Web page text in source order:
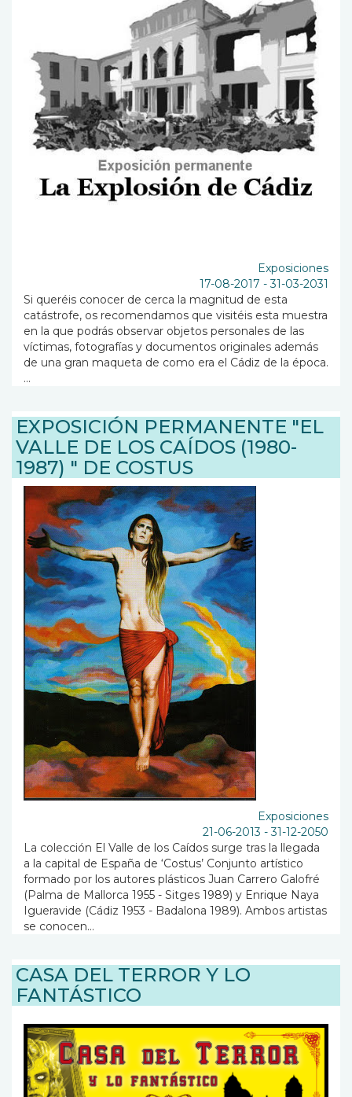
Exposiciones
17-08-2017 -31-03-2031
Si queréis conocer de cerca la magnitud de esta
catástrofe, os recomendamos que visitéis esta muestra
en la que podrás observar objetos personales de las
víctimas, fotografías y documentos originales además
de una gran maqueta de como era el Cádiz de la época.
...
EXPOSICIÓN PERMANENTE "EL
VALLE DE LOS CAÍDOS (1980-
1987) " DE COSTUS
Exposiciones
21-06-2013 -31-12-2050
La colección El Valle de los Caídos surge tras la llegada
a la capital de España de ‘Costus’ Conjunto artístico
formado por los autores plásticos Juan Carrero Galofré
(Palma de Mallorca 1955 - Sitges 1989) y Enrique Naya
Igueravide (Cádiz 1953 - Badalona 1989). Ambos artistas
se conocen...
CASA DEL TERROR Y LO
FANTÁSTICO